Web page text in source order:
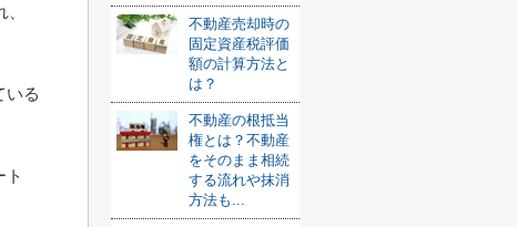
いる
ト
不動産売却時の
固定資産税評価
額の計算方法と
は？
不動産の根抵当
権とは？不動産
をそのまま相続
する流れや抹消
方法も...